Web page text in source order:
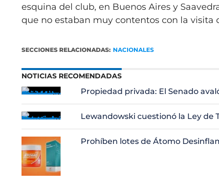
esquina del club, en Buenos Aires y
que no estaban muy contentos con la visita
SECCIONES RELACIONADAS: NACIONALES
NOTICIAS RECOMENDADAS
Propiedad privada: El Senado
Lewandowski cuestionó la Ley de
Prohíben lotes de Átomo